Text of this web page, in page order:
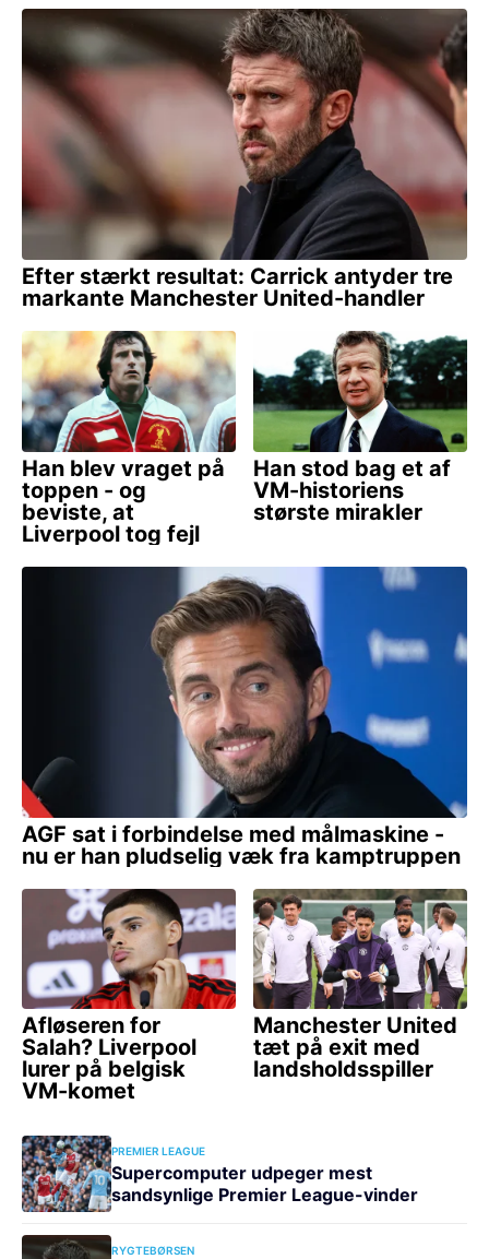
PREMIER LEAGUE
Supercomputer udpeger mest
sandsynlige Premier League-vinder
RYGTEBØRSEN